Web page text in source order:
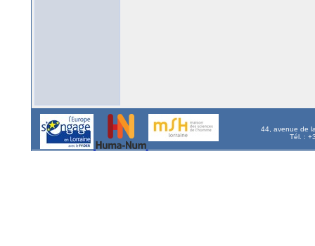
44, avenue de
Tél. :